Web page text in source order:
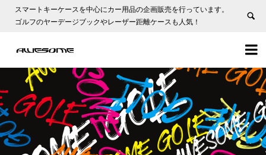
スマートキーケースを中心にカー用品の企画販売を行っています。
ゴルフのヤーデージブックやレーザー距離ケースも人気！

